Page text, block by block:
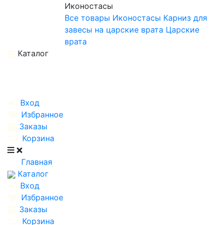
Иконостасы
Все товары Иконостасы Карниз для
завесы на царские врата Царские
врата
Каталог
Вход
Избранное
Заказы
Корзина
Главная
Каталог
Вход
Избранное
Заказы
Корзина